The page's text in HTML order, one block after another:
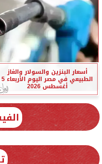
أسعار البنزين والسولار والغاز
الطبيعي في مصر اليوم الأربعاء 5
أغسطس 2026